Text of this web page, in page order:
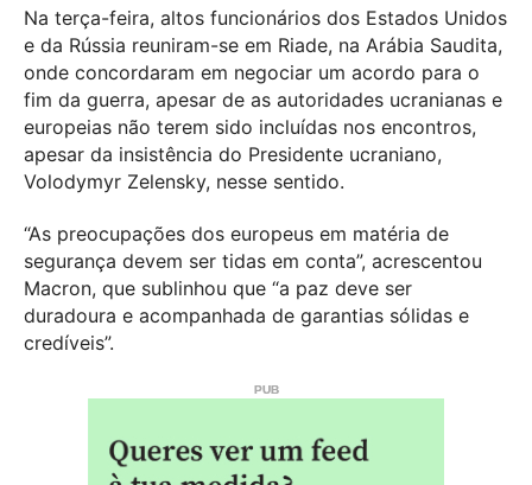
Na terça-feira, altos funcionários dos Estados Unidos
e da Rússia reuniram-se em Riade, na Arábia Saudita,
onde concordaram em negociar um acordo para o
fim da guerra, apesar de as autoridades ucranianas e
europeias não terem sido incluídas nos encontros,
apesar da insistência do Presidente ucraniano,
Volodymyr Zelensky, nesse sentido.
“As preocupações dos europeus em matéria de
segurança devem ser tidas em conta”, acrescentou
Macron, que sublinhou que “a paz deve ser
duradoura e acompanhada de garantias sólidas e
credíveis”.